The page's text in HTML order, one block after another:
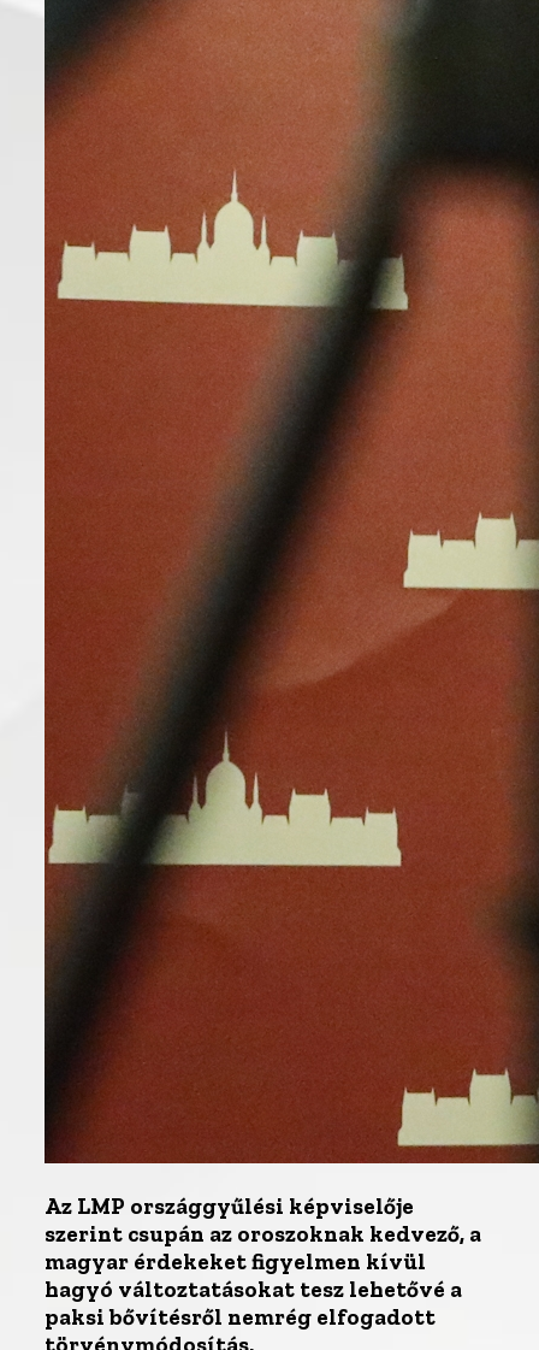
Az LMP országgyűlési képviselője
szerint csupán az oroszoknak kedvező, a
magyar érdekeket figyelmen kívül
hagyó változtatásokat tesz lehetővé a
paksi bővítésről nemrég elfogadott
törvénymódosítás.